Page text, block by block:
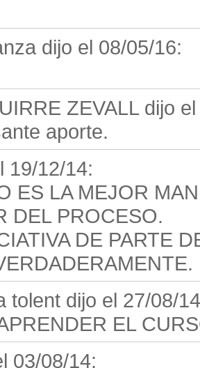
dijo el 08/05/16:
ZEVALL dijo
aporte.
19/12/14:
ES LA MEJOR
DEL PROCESO.
DE PARTE
tolent dijo el 27/08/
EL
03/08/14: